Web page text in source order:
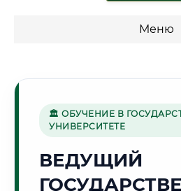
Меню
Г. КУТАИСИ
🏛 ОБУЧЕНИЕ В
УНИВЕРСИТЕТЕ
ВЕДУЩИЙ